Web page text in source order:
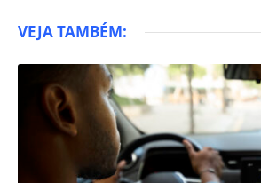
VEJA TAMBÉM: